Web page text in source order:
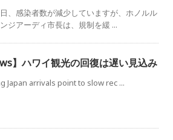
、感染者数が減少していますが、ホノルル
ジアーディ市長は、規制を緩 ...
】ハワイ観光の回復は遅い見込み
Japan arrivals point to slow rec ...